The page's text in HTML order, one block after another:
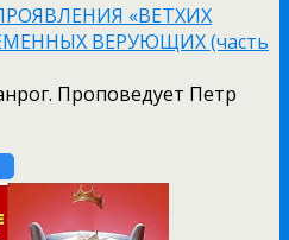
«ВЕТХИХ
ВЕРУЮЩИХ (часть
Проповедует Петр